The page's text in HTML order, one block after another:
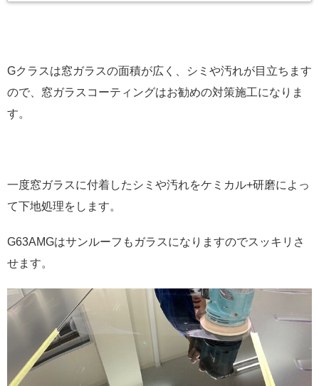
Gクラスは窓ガラスの面積が広く、シミや汚れが目立ちます
ので、窓ガラスコーティングはお勧めの対策施工になりま
す。
一度窓ガラスに付着したシミや汚れをケミカル+研磨によっ
て下地処理をします。
G63AMGはサンルーフもガラスになりますのでスッキリさ
せます。